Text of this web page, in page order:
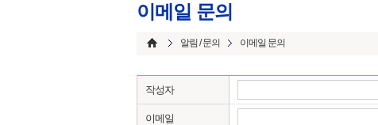
이메일 문의
알림 / 문의 이메일 문의
작성자
이메일